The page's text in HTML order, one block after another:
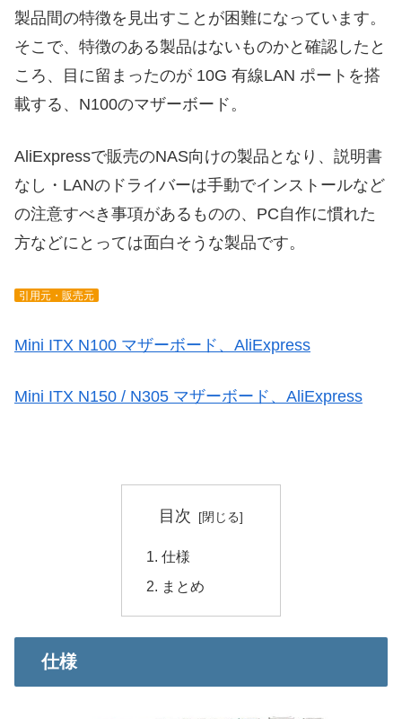
製品間の特徴を見出すことが困難になっています。
そこで、特徴のある製品はないものかと確認したと
ころ、目に留まったのが 10G 有線LAN ポートを搭
載する、N100のマザーボード。
AliExpressで販売のNAS向けの製品となり、説明書
なし・LANのドライバーは手動でインストールなど
の注意すべき事項があるものの、PC自作に慣れた
方などにとっては面白そうな製品です。
引用元・販売元
Mini ITX N100 マザーボード、AliExpress
Mini ITX N150 / N305 マザーボード、AliExpress
目次
仕様
まとめ
仕様